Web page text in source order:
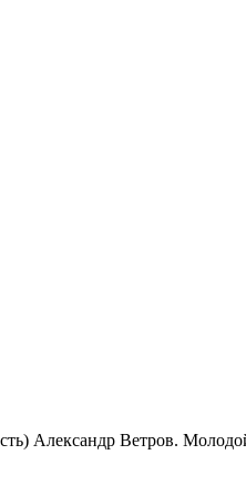
Александр Ветров.